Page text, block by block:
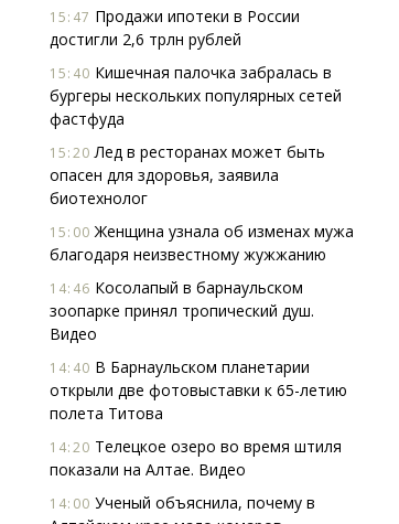
15:47 Продажи ипотеки в России
достигли 2,6 трлн рублей
15:40 Кишечная палочка забралась в
бургеры нескольких популярных сетей
фастфуда
15:20 Лед в ресторанах может быть
опасен для здоровья, заявила
биотехнолог
15:00 Женщина узнала об изменах мужа
благодаря неизвестному жужжанию
14:46 Косолапый в барнаульском
зоопарке принял тропический душ.
Видео
14:40 В Барнаульском планетарии
открыли две фотовыставки к 65-летию
полета Титова
14:20 Телецкое озеро во время штиля
показали на Алтае. Видео
14:00 Ученый объяснила, почему в